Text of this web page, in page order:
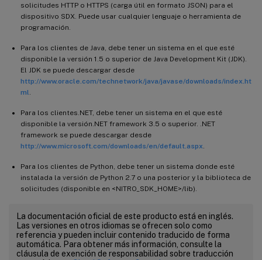
solicitudes HTTP o HTTPS (carga útil en formato JSON) para el
dispositivo SDX. Puede usar cualquier lenguaje o herramienta de
programación.
Para los clientes de Java, debe tener un sistema en el que esté
disponible la versión 1.5 o superior de Java Development Kit (JDK).
El JDK se puede descargar desde
http://www.oracle.com/technetwork/java/javase/downloads/index.ht
ml
Para los clientes.NET, debe tener un sistema en el que esté
disponible la versión.NET framework 3.5 o superior. .NET
framework se puede descargar desde
http://www.microsoft.com/downloads/en/default.aspx
Para los clientes de Python, debe tener un sistema donde esté
instalada la versión de Python 2.7 o una posterior y la biblioteca de
solicitudes (disponible en <NITRO_SDK_HOME>/lib).
La documentación oficial de este producto está en inglés.
Las versiones en otros idiomas se ofrecen solo como
referencia y pueden incluir contenido traducido de forma
automática. Para obtener más información, consulte la
cláusula de exención de responsabilidad sobre traducción